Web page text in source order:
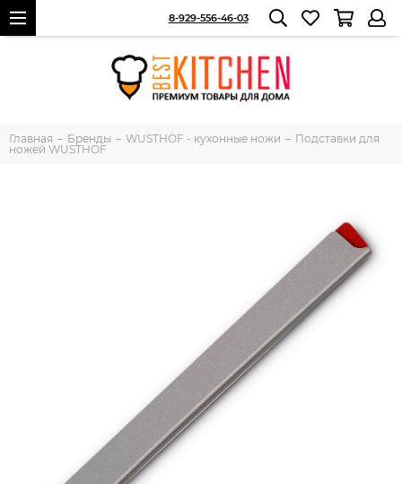
8-929-556-46-03
Главная Бренды WUSTHOF - кухонные ножи
Подставки для
ножей WUSTHOF